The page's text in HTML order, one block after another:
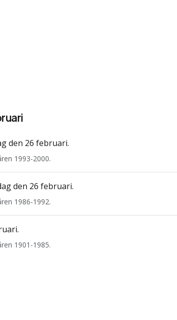
den 26 februari.
1993-2000.
den 26 februari.
1986-1992.
1901-1985.